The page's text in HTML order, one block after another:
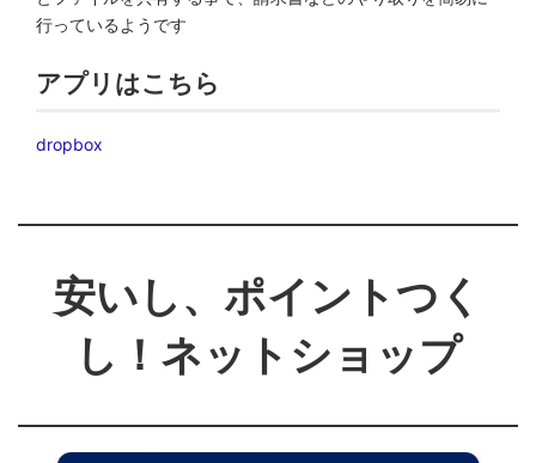
行っているようです
アプリはこちら
dropbox
安いし、ポイントつく
し！ネットショップ